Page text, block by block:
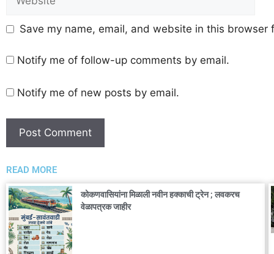
Save my name, email, and website in this browser
Notify me of follow-up comments by email.
Notify me of new posts by email.
READ MORE
कोकणवासियांना मिळाली नवीन हक्काची ट्रेन ; लवकरच
वेळापत्रक जाहीर